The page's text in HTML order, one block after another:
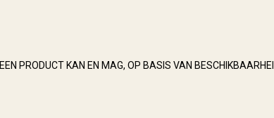
EEN PRODUCT KAN EN MAG, OP BASIS VAN